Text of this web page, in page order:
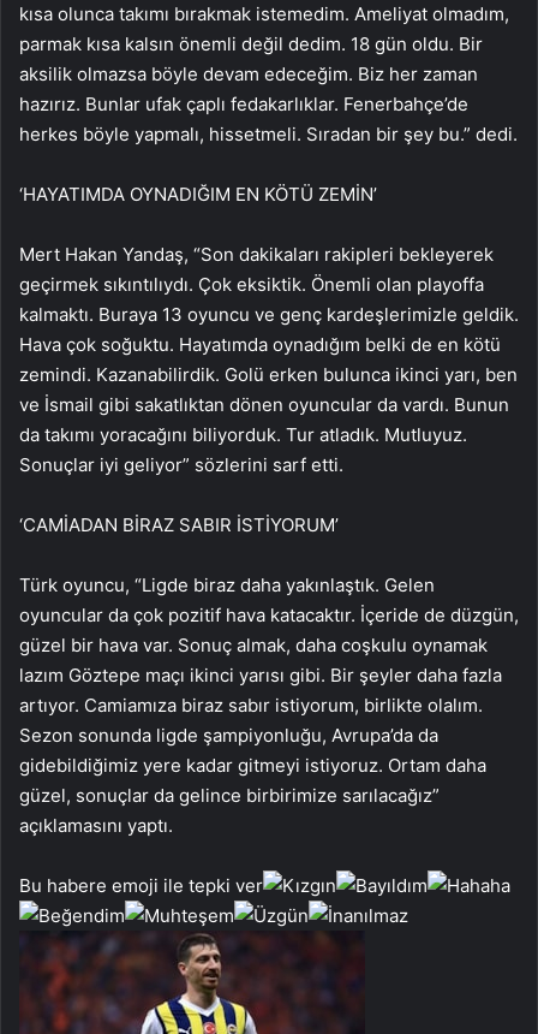
kısa olunca takımı bırakmak istemedim. Ameliyat olmadım,
parmak kısa kalsın önemli değil dedim. 18 gün oldu. Bir
aksilik olmazsa böyle devam edeceğim. Biz her zaman
hazırız. Bunlar ufak çaplı fedakarlıklar. Fenerbahçe’de
herkes böyle yapmalı, hissetmeli. Sıradan bir şey bu.” dedi.
‘HAYATIMDA OYNADIĞIM EN KÖTÜ ZEMİN’
Mert Hakan Yandaş, “Son dakikaları rakipleri bekleyerek
geçirmek sıkıntılıydı. Çok eksiktik. Önemli olan playoffa
kalmaktı. Buraya 13 oyuncu ve genç kardeşlerimizle geldik.
Hava çok soğuktu. Hayatımda oynadığım belki de en kötü
zemindi. Kazanabilirdik. Golü erken bulunca ikinci yarı, ben
ve İsmail gibi sakatlıktan dönen oyuncular da vardı. Bunun
da takımı yoracağını biliyorduk. Tur atladık. Mutluyuz.
Sonuçlar iyi geliyor” sözlerini sarf etti.
‘CAMİADAN BİRAZ SABIR İSTİYORUM’
Türk oyuncu, “Ligde biraz daha yakınlaştık. Gelen
oyuncular da çok pozitif hava katacaktır. İçeride de düzgün,
güzel bir hava var. Sonuç almak, daha coşkulu oynamak
lazım Göztepe maçı ikinci yarısı gibi. Bir şeyler daha fazla
artıyor. Camiamıza biraz sabır istiyorum, birlikte olalım.
Sezon sonunda ligde şampiyonluğu, Avrupa’da da
gidebildiğimiz yere kadar gitmeyi istiyoruz. Ortam daha
güzel, sonuçlar da gelince birbirimize sarılacağız”
açıklamasını yaptı.
Bu habere emoji ile tepki ver